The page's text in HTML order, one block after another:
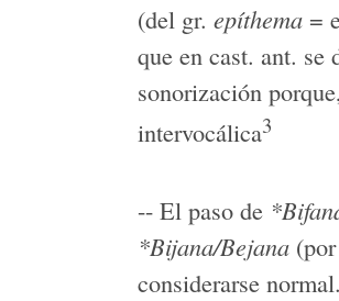
(del gr. epíthema =
que en cast. ant.
sonorización
intervocálica3
-- El paso de
*Bijana/Bejana
considerarse